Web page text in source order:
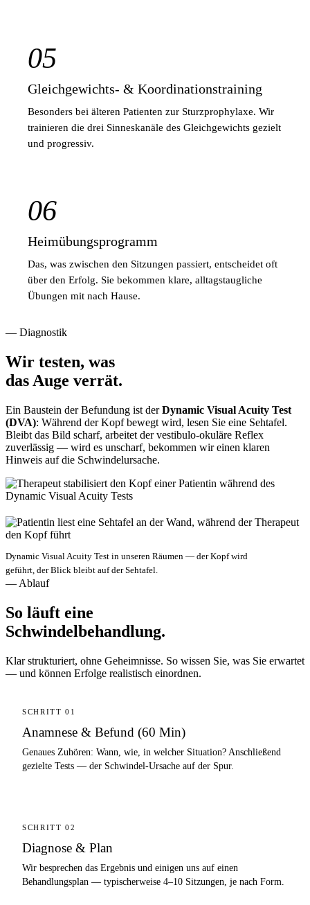
05
Gleichgewichts- & Koordinationstraining
Besonders bei älteren Patienten zur Sturzprophylaxe. Wir
trainieren die drei Sinneskanäle des Gleichgewichts gezielt
und progressiv.
06
Heimübungsprogramm
Das, was zwischen den Sitzungen passiert, entscheidet oft
über den Erfolg. Sie bekommen klare, alltagstaugliche
Übungen mit nach Hause.
— Diagnostik
Wir testen, was
das Auge verrät.
Ein Baustein der Befundung ist derDynamic Visual Acuity Test
(DVA): Während der Kopf bewegt wird, lesen Sie eine Sehtafel.
Bleibt das Bild scharf, arbeitet der vestibulo-okuläre Reflex
zuverlässig — wird es unscharf, bekommen wir einen klaren
Hinweis auf die Schwindelursache.
Dynamic Visual Acuity Test in unseren Räumen — der Kopf wird
geführt, der Blick bleibt auf der Sehtafel.
— Ablauf
So läuft eine
Schwindelbehandlung.
Klar strukturiert, ohne Geheimnisse. So wissen Sie, was Sie erwartet
— und können Erfolge realistisch einordnen.
SCHRITT 01
Anamnese & Befund (60 Min)
Genaues Zuhören: Wann, wie, in welcher Situation? Anschließend
gezielte Tests — der Schwindel-Ursache auf der Spur.
SCHRITT 02
Diagnose & Plan
Wir besprechen das Ergebnis und einigen uns auf einen
Behandlungsplan — typischerweise 4–10 Sitzungen, je nach Form.